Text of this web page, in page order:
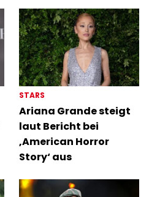
STARS
Ariana Grande steigt
laut Bericht bei
‚American Horror
Story‘ aus